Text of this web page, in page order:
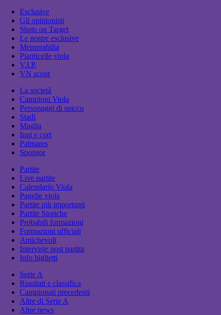
Esclusive
Gli opinionisti
Shots on Target
Le nostre esclusive
Memorabilia
Pianticelle viola
V.I.P.
VN scout
La società
Campioni Viola
Personaggi di spicco
Stadi
Maglia
Inni e cori
Palmares
Sponsor
Partite
Live partite
Calendario Viola
Pagelle viola
Partite più importanti
Partite Storiche
Probabili formazioni
Formazioni ufficiali
Amichevoli
Interviste post partita
Info biglietti
Serie A
Risultati e classifica
Campionati precedenti
Altre di Serie A
Altre news